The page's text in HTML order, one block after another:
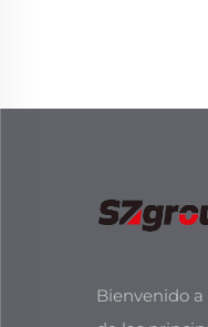
Bienvenido